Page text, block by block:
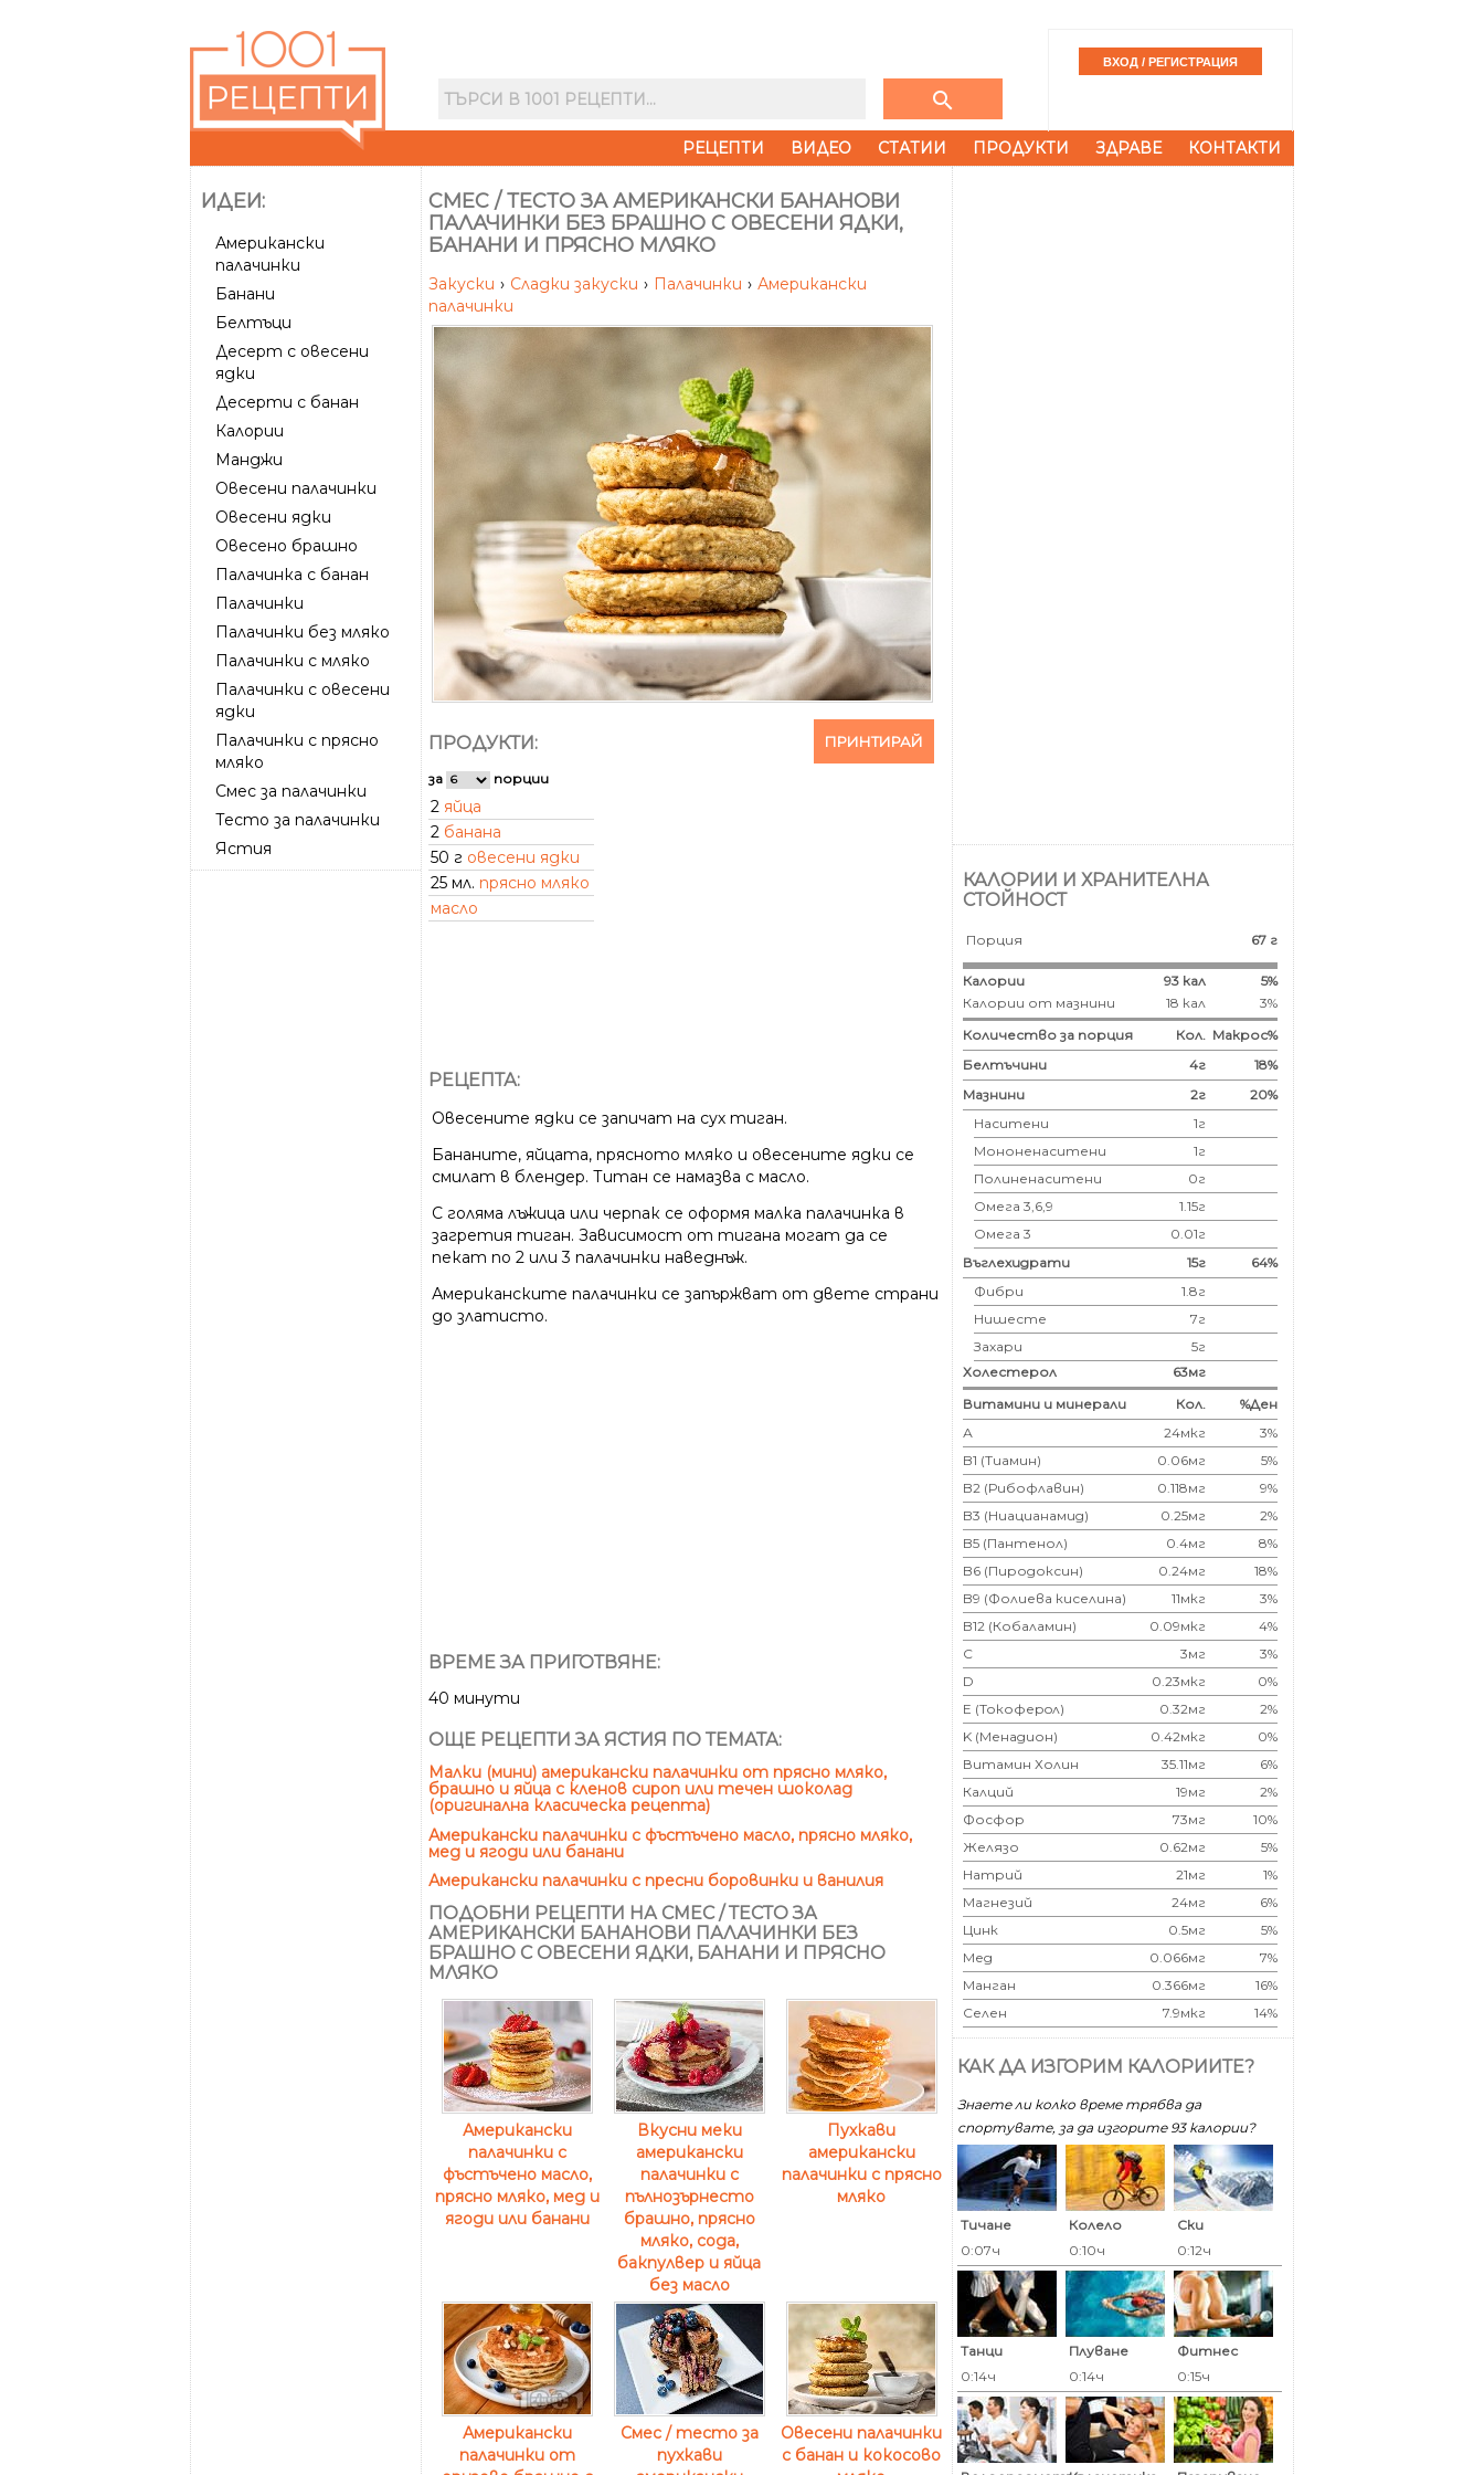
search
РЕЦЕПТИ ВИДЕО СТАТИИ ПРОДУКТИ ЗДРАВЕ КОНТАКТИ
ИДЕИ:
Американски
палачинки
Банани
Белтъци
Десерт с овесени
ядки
Десерти с банан
Калории
Манджи
Овесени палачинки
Овесени ядки
Овесено брашно
Палачинка с банан
Палачинки
Палачинки без мляко
Палачинки с мляко
Палачинки с овесени
ядки
Палачинки с прясно
мляко
Смес за палачинки
Тесто за палачинки
Ястия
СМЕС / ТЕСТО ЗА АМЕРИКАНСКИ БАНАНОВИ
ПАЛАЧИНКИ БЕЗ БРАШНО С ОВЕСЕНИ ЯДКИ,
БАНАНИ И ПРЯСНО МЛЯКО
Закуски › Сладки закуски › Палачинки › Американски
палачинки
ПРИНТИРАЙ
ПРОДУКТИ:
за порции
2 яйца
2 банана
50 г овесени ядки
25 мл. прясно мляко
масло
РЕЦЕПТА:
Овесените ядки се запичат на сух тиган.
Бананите, яйцата, прясното мляко и овесените ядки се
смилат в блендер. Титан се намазва с масло.
С голяма лъжица или черпак се оформя малка палачинка в
загретия тиган. Зависимост от тигана могат да се
пекат по 2 или 3 палачинки наведнъж.
Американските палачинки се запържват от двете страни
до златисто.
ВРЕМЕ ЗА ПРИГОТВЯНЕ:
40 минути
ОЩЕ РЕЦЕПТИ ЗА ЯСТИЯ ПО ТЕМАТА:
Малки (мини) американски палачинки от прясно мляко,
брашно и яйца с кленов сироп или течен шоколад
(оригинална класическа рецепта)
Американски палачинки с фъстъчено масло, прясно мляко,
мед и ягоди или банани
Американски палачинки с пресни боровинки и ванилия
ПОДОБНИ РЕЦЕПТИ НА СМЕС / ТЕСТО ЗА
АМЕРИКАНСКИ БАНАНОВИ ПАЛАЧИНКИ БЕЗ
БРАШНО С ОВЕСЕНИ ЯДКИ, БАНАНИ И ПРЯСНО
МЛЯКО
Американски
палачинки с
фъстъчено масло,
прясно мляко, мед и
ягоди или банани
Вкусни меки
американски
палачинки с
пълнозърнесто
брашно, прясно
мляко, сода,
бакпулвер и яйца
без масло
Пухкави
американски
палачинки с прясно
мляко
Американски
палачинки от
Смес / тесто за
пухкави
Овесени палачинки
с банан и кокосово
КАЛОРИИ И ХРАНИТЕЛНА
СТОЙНОСТ
Порция 67 г
Калории 93 кал
5%
Калории от мазнини
18 кал
3%
Количество за порция
Кол. Макрос%
Белтъчини
4г
18%
Мазнини
2г
20%
Наситени
1г
Мононенаситени
1г
Полиненаситени
0г
Омега 3,6,9
1.15г
Омега 3
0.01г
Въглехидрати
15г
64%
Фибри
1.8г
Нишесте
7г
Захари
5г
Холестерол
63мг
Витамини и минерали
Кол.
%Ден
А
24мкг
3%
B1 (Тиамин)
0.06мг
5%
B2 (Рибофлавин)
0.118мг
9%
B3 (Ниацианамид)
0.25мг
2%
B5 (Пантенол)
0.4мг
8%
B6 (Пиродоксин)
0.24мг
18%
B9 (Фолиева киселина)
11мкг
3%
B12 (Кобаламин)
0.09мкг
4%
C
3мг
3%
D
0.23мкг
0%
E (Токоферoл)
0.32мг
2%
K (Менадион)
0.42мкг
0%
Витамин Холин
35.11мг
6%
Калций
19мг
2%
Фосфор
73мг
10%
Желязо
0.62мг
5%
Натрий
21мг
1%
Магнезий
24мг
6%
Цинк
0.5мг
5%
Мед
0.066мг
7%
Манган
0.366мг
16%
Селен
7.9мкг 14%
КАК ДА ИЗГОРИМ КАЛОРИИТЕ?
Знаете ли колко време трябва да
спортувате, за да изгорите 93 калoрии?
Тичане
0:07ч
Колело
0:10ч
Ски
0:12ч
Танци
0:14ч
Плуване
0:14ч
Фитнес
0:15ч